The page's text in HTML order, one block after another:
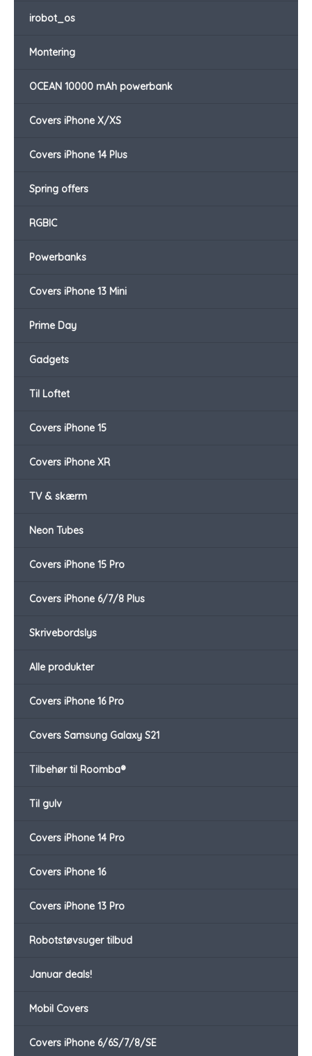
irobot_os
Montering
OCEAN 10000 mAh powerbank
Covers iPhone X/XS
Covers iPhone 14 Plus
Spring offers
RGBIC
Powerbanks
Covers iPhone 13 Mini
Prime Day
Gadgets
Til Loftet
Covers iPhone 15
Covers iPhone XR
TV & skærm
Neon Tubes
Covers iPhone 15 Pro
Covers iPhone 6/7/8 Plus
Skrivebordslys
Alle produkter
Covers iPhone 16 Pro
Covers Samsung Galaxy S21
Tilbehør til Roomba®
Til gulv
Covers iPhone 14 Pro
Covers iPhone 16
Covers iPhone 13 Pro
Robotstøvsuger tilbud
Januar deals!
Mobil Covers
Covers iPhone 6/6S/7/8/SE